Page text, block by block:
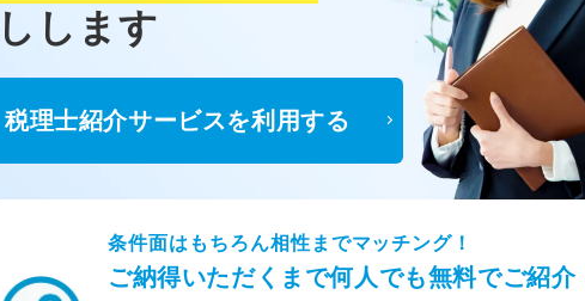
します
税理士紹介サービスを利用する
条件面はもちろん相性までマッチング！
ご納得いただくまで何人でも無料でご紹介